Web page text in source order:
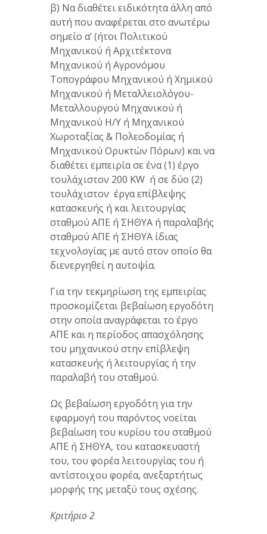
β) Να διαθέτει ειδικότητα άλλη από
αυτή που αναφέρεται στο ανωτέρω
σημείο α’ (ήτοι Πολιτικού
Μηχανικού ή Αρχιτέκτονα
Μηχανικού ή Αγρονόμου
Τοπογράφου Μηχανικού ή Χημικού
Μηχανικού ή Μεταλλειολόγου-
Μεταλλουργού Μηχανικού ή
Μηχανικού Η/Υ ή Μηχανικού
Χωροταξίας & Πολεοδομίας ή
Μηχανικού Ορυκτών Πόρων) και να
διαθέτει εμπειρία σε ένα (1) έργο
τουλάχιστον 200 KW ή σε δύο (2)
τουλάχιστον έργα επίβλεψης
κατασκευής ή και λειτουργίας
σταθμού ΑΠΕ ή ΣΗΘΥΑ ή παραλαβής
σταθμού ΑΠΕ ή ΣΗΘΥΑ ίδιας
τεχνολογίας με αυτό στον οποίο θα
διενεργηθεί η αυτοψία.
Για την τεκμηρίωση της εμπειρίας
προσκομίζεται βεβαίωση εργοδότη
στην οποία αναγράφεται το έργο
ΑΠΕ και η περίοδος απασχόλησης
του μηχανικού στην επίβλεψη
κατασκευής ή λειτουργίας ή την
παραλαβή του σταθμού.
Ως βεβαίωση εργοδότη για την
εφαρμογή του παρόντος νοείται
βεβαίωση του κυρίου του σταθμού
ΑΠΕ ή ΣΗΘΥΑ, του κατασκευαστή
του, του φορέα λειτουργίας του ή
αντίστοιχου φορέα, ανεξαρτήτως
μορφής της μεταξύ τους σχέσης.
Κριτήριο 2